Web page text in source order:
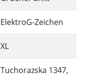
ElektroG-Zeichen
XL
Tuchorazska 1347,